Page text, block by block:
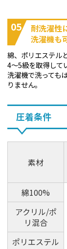
05
耐洗濯性
洗濯機も
綿、ポリエステル
4～5級を取得して
洗濯機で洗っても
りません。
圧着条件
素材
綿100%
アクリル/ポ
リ混合
ポリエステル